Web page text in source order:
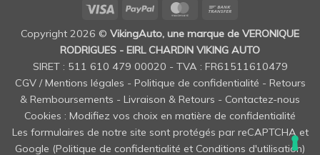
Visa PayPal MasterCard
Copyright 2026 © VikingAuto, une marque de VERONIQUE
RODRIGUES - EIRL CHARDIN VIKING AUTO
SIRET : 511 610 479 00020 - TVA : FR61511610479
CGV / Mentions légales - Politique de confidentialité - Retours
& Remboursements - Livraison & Retours - Contactez-nous
Cookies : Modifiez vos choix en matière de confidentialité
Les formulaires de notre site sont protégés par reCAPTCHA et
Google (Politique de confidentialité et Conditions d'utilisation)